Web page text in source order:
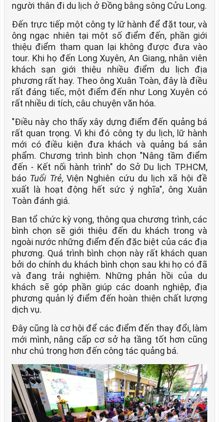
người thân đi du lịch ở Đồng bằng sông Cửu Long.
Đến trực tiếp một công ty lữ hành để đặt tour, và
ông ngạc nhiên tại một số điểm đến, phần giới
thiệu điểm tham quan lại không được đưa vào
tour. Khi họ đến Long Xuyên, An Giang, nhân viên
khách sạn giới thiệu nhiều điểm du lịch địa
phương rất hay. Theo ông Xuân Toàn, đây là điều
rất đáng tiếc, một điểm đến như Long Xuyên có
rất nhiều di tích, câu chuyện văn hóa.
"Điều này cho thấy xây dựng điểm đến quảng bá
rất quan trọng. Vì khi đó công ty du lịch, lữ hành
mới có điều kiện đưa khách và quảng bá sản
phẩm. Chương trình bình chọn "Nâng tầm điểm
đến - Kết nối hành trình" do Sở Du lịch TP.HCM,
báo Tuổi Trẻ, Viện Nghiên cứu du lịch xã hội đề
xuất là hoạt động hết sức ý nghĩa", ông Xuân
Toàn đánh giá.
Ban tổ chức kỳ vọng, thông qua chương trình, các
bình chọn sẽ giới thiệu đến du khách trong và
ngoài nước những điểm đến đặc biệt của các địa
phương. Quá trình bình chọn này rất khách quan
bởi do chính du khách bình chọn sau khi họ có đã
và đang trải nghiệm. Những phản hồi của du
khách sẽ góp phần giúp các doanh nghiệp, địa
phương quản lý điểm đến hoàn thiện chất lượng
dịch vụ.
Đây cũng là cơ hội để các điểm đến thay đổi, làm
mới mình, nâng cấp cơ sở hạ tầng tốt hơn cũng
như chú trọng hơn đến công tác quảng bá.